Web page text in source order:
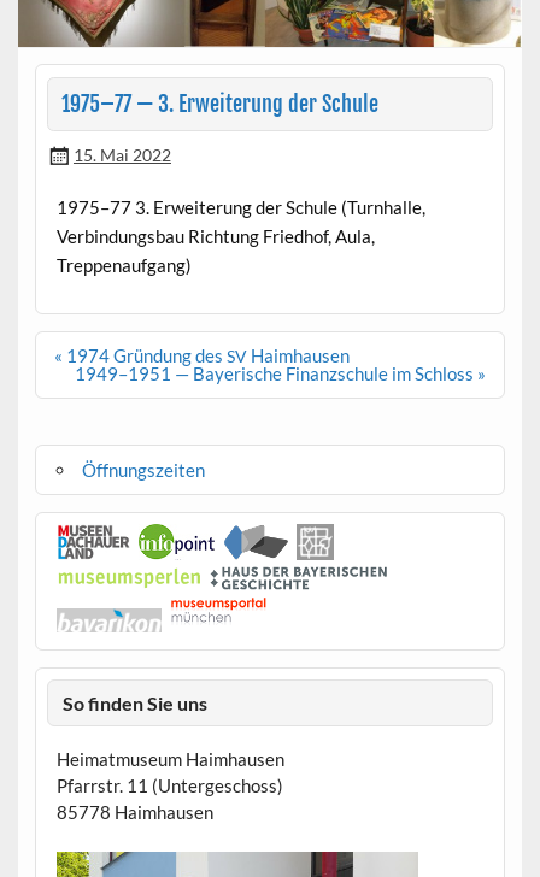
1975–77 — 3. Erweiterung der Schule
15. Mai 2022
1975–77 3. Erweiterung der Schule (Turn­halle,
Verbindungs­bau Rich­tung Fried­hof, Aula,
Treppenaufgang)
Beitragsnavigation
« 1974 Gründung desSV Haimhausen
1949–1951 — Bayerische Finanzschule im Schloss »
Öffnungszeiten
So finden Sie uns
Heimatmuseum Haimhausen
Pfarrstr. 11 (Untergeschoss)
85778 Haimhausen